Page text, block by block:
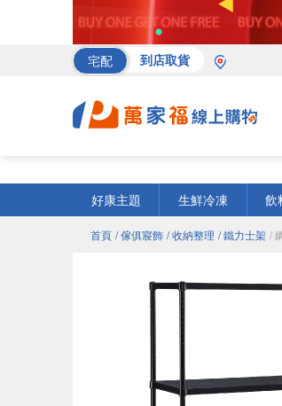
宅配 到店取貨
好康主題
生鮮冷凍 飲
首頁 / 傢俱寢飾 / 收納整理 / 鐵力士架 /